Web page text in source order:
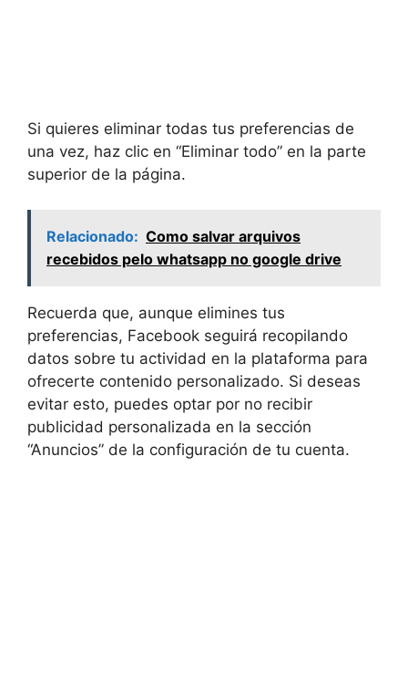
Si quieres eliminar todas tus preferencias de
una vez, haz clic en “Eliminar todo” en la parte
superior de la página.
Relacionado: Como salvar arquivos
recebidos pelo whatsapp no google drive
Recuerda que, aunque elimines tus
preferencias, Facebook seguirá recopilando
datos sobre tu actividad en la plataforma para
ofrecerte contenido personalizado. Si deseas
evitar esto, puedes optar por no recibir
publicidad personalizada en la sección
“Anuncios” de la configuración de tu cuenta.